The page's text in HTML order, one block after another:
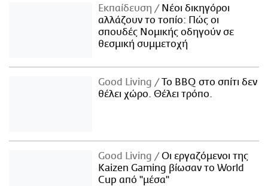
Εκπαίδευση
Νέοι δικηγόροι
αλλάζουν το τοπίο: Πώς οι
σπουδές Νομικής οδηγούν σε
θεσμική συμμετοχή
Good Living
Το BBQ στο σπίτι δεν
θέλει χώρο. Θέλει τρόπο.
Good Living
Οι εργαζόμενοι της
Kaizen Gaming βίωσαν το World
Cup από "μέσα"